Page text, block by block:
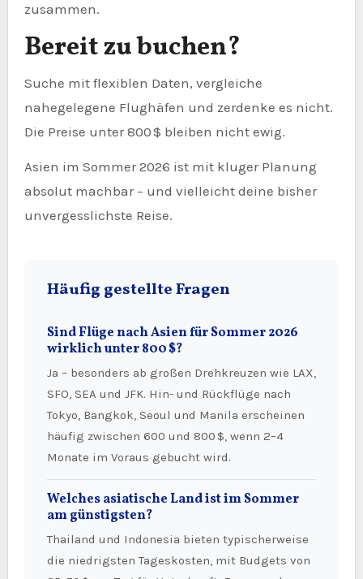
zusammen.
Bereit zu buchen?
Suche mit flexiblen Daten, vergleiche
nahegelegene Flughäfen und zerdenke es nicht.
Die Preise unter 800 $ bleiben nicht ewig.
Asien im Sommer 2026 ist mit kluger Planung
absolut machbar – und vielleicht deine bisher
unvergesslichste Reise.
Häufig gestellte Fragen
Sind Flüge nach Asien für Sommer 2026
wirklich unter 800 $?
Ja – besonders ab großen Drehkreuzen wie LAX,
SFO, SEA und JFK. Hin- und Rückflüge nach
Tokyo, Bangkok, Seoul und Manila erscheinen
häufig zwischen 600 und 800 $, wenn 2–4
Monate im Voraus gebucht wird.
Welches asiatische Land ist im Sommer
am günstigsten?
Thailand und Indonesia bieten typischerweise
die niedrigsten Tageskosten, mit Budgets von